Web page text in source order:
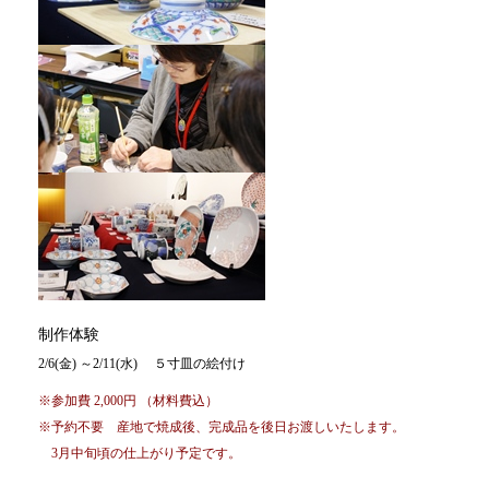
制作体験
2/6(金) ～2/11(水) ５寸皿の絵付け
※参加費 2,000円 （材料費込）
※予約不要 産地で焼成後、完成品を後日お渡しいたします。
3月中旬頃の仕上がり予定です。